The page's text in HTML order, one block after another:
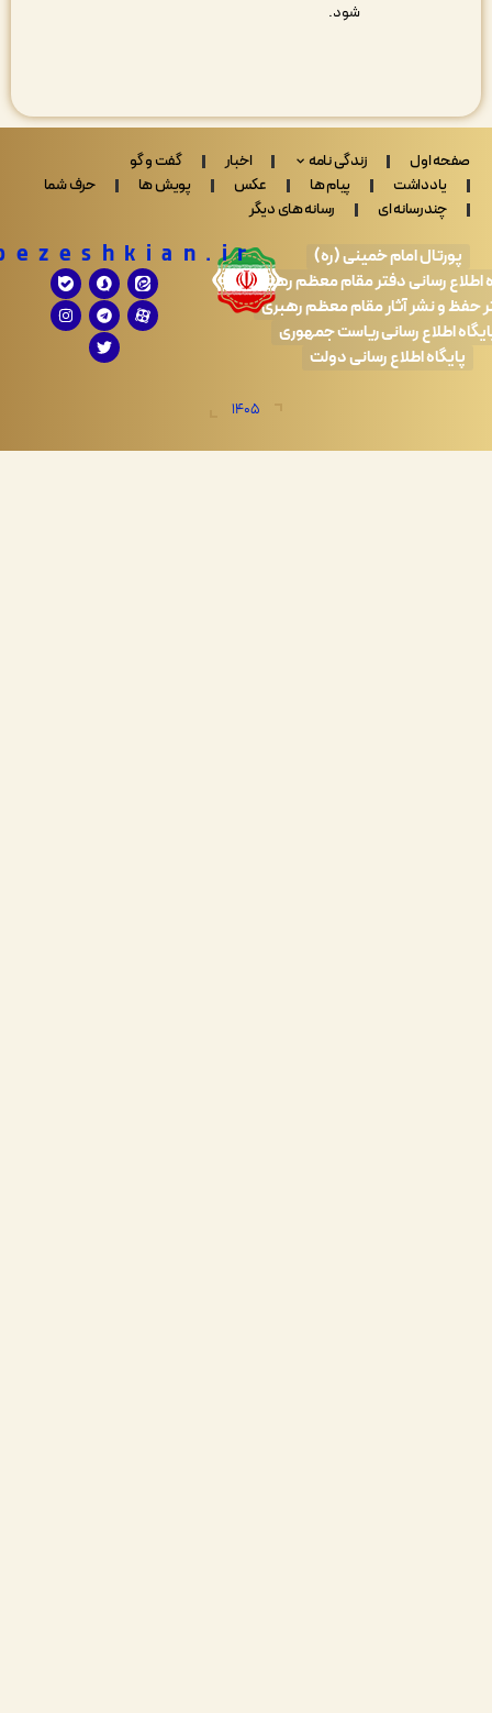
اول زندگی نامه اخبار
گفت و گو
پیام ها عکس پویش ها
حرف شما
ای
رسانه های دیگر
امام خمینی (ره)
رسانی دفتر مقام معظم رهبری
آثار مقام معظم رهبری
رسانی ریاست جمهوری
اطلاع رسانی دولت
Drpezeshkian.ir